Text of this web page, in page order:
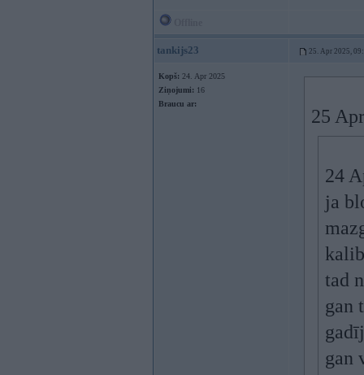
tankijs23 25. Apr 2025,
Kopš: 24. Apr 2025
Ziņojumi: 16
Braucu ar:
25
24
ja
tad
gan
gan